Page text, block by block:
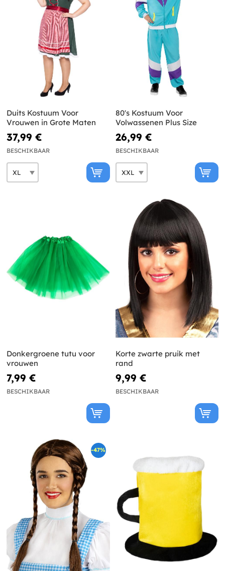
Duits Kostuum Voor
Vrouwen in Grote Maten
37,99 €
BESCHIKBAAR
80's Kostuum Voor
Volwassenen Plus Size
26,99 €
BESCHIKBAAR
Donkergroene tutu voor
vrouwen
7,99 €
BESCHIKBAAR
Korte zwarte pruik met
rand
9,99 €
BESCHIKBAAR
-47%